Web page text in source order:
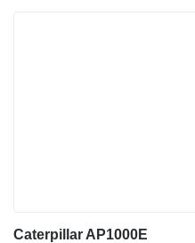
Caterpillar AP1000E